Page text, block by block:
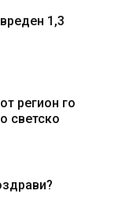
1,3
регион го
светско